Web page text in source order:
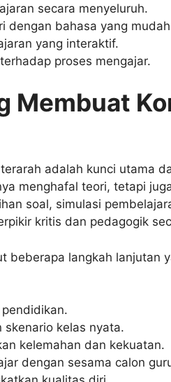
secara menyeluruh.
dengan bahasa yang
yang interaktif.
proses mengajar.
Membuat
adalah kunci utama
menghafal teori, tetapi
soal, simulasi
kritis dan pedagogik
beberapa langkah lanjutan
skenario kelas nyata.
kelemahan dan kekuatan.
dengan sesama calon